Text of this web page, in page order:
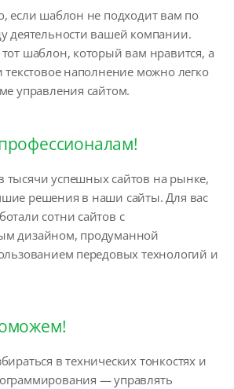
если шаблон не подходит вам по
деятельности вашей компании.
шаблон, который вам нравится, а
текстовое наполнение можно легко
управления сайтом.
тысячи успешных сайтов на рынке,
решения в наши сайты. Для вас
сотни сайтов с
дизайном, продуманной
передовых технологий и
в технических тонкостях и
— управлять